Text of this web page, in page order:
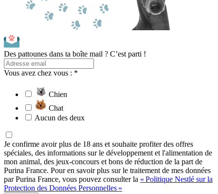
Des pattounes dans ta boîte mail ? C’est parti !
Vous avez chez vous : *
Chien
Chat
Aucun des deux
Je confirme avoir plus de 18 ans et souhaite profiter des offres
spéciales, des informations sur le développement et l'alimentation de
mon animal, des jeux-concours et bons de réduction de la part de
Purina France. Pour en savoir plus sur le traitement de mes données
par Purina France, vous pouvez consulter la « Politique Nestlé sur la
Protection des Données Personnelles »